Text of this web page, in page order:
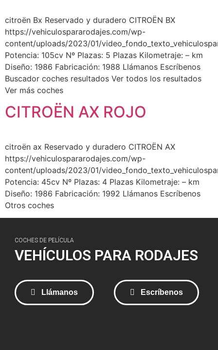
citroën Bx Reservado y duradero CITROËN BX
https://vehiculospararodajes.com/wp-
content/uploads/2023/01/
Potencia: 105cv Nº Plazas: 5 Plazas Kilometraje: – km
Diseño: 1986 Fabricación: 1988 Llámanos Escríbenos
Buscador coches resultados Ver todos los resultados
Ver más coches
CITROËN AX ROJO
citroën ax Reservado y duradero CITROËN AX​
https://vehiculospararodajes.com/wp-
content/uploads/2023/01/
Potencia: 45cv Nº Plazas: 4 Plazas Kilometraje: – km
Diseño: 1986 Fabricación: 1992 Llámanos Escríbenos
Otros coches
COCHES DE PELÍCULA
VEHÍCULOS PARA RODAJES
Llámanos Escríbenos